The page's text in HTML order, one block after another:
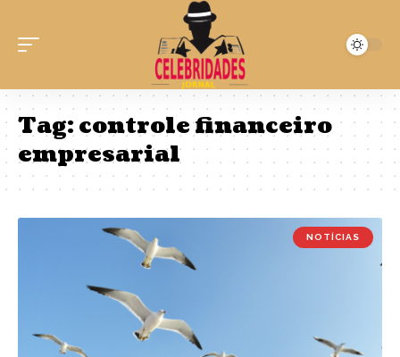
Tag:controle financeiro
empresarial
NOTÍCIAS